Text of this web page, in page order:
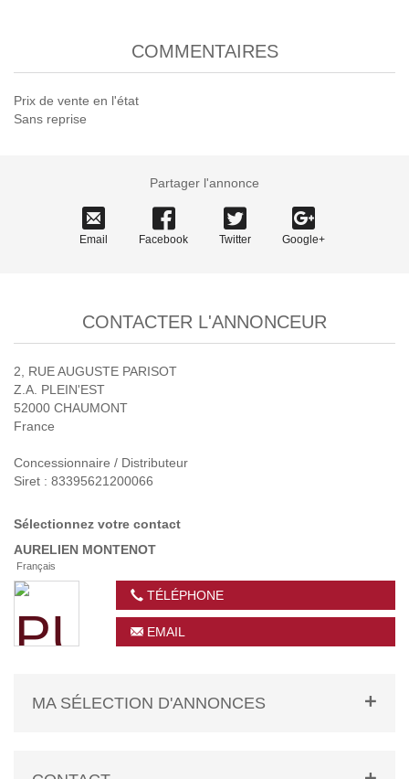
COMMENTAIRES
Prix de vente en l'état
Sans reprise
Partager l'annonce
Email Facebook Twitter Google+
CONTACTER L'ANNONCEUR
2, RUE AUGUSTE PARISOT
Z.A. PLEIN'EST
52000 CHAUMONT
France
Concessionnaire / Distributeur
Siret : 83395621200066
Sélectionnez votre contact
AURELIEN MONTENOT
Français
TÉLÉPHONE
EMAIL
MA SÉLECTION D'ANNONCES